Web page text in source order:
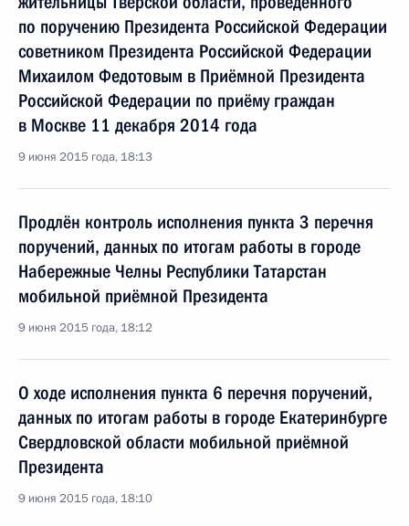
по поручению Президента Российской Федерации
советником Президента Российской Федерации
Михаилом Федотовым в Приёмной Президента
Российской Федерации по приёму граждан
в Москве 11 декабря 2014 года
9 июня 2015 года, 18:13
Продлён контроль исполнения пункта 3 перечня
поручений, данных по итогам работы в городе
Набережные Челны Республики Татарстан
мобильной приёмной Президента
9 июня 2015 года, 18:12
О ходе исполнения пункта 6 перечня поручений,
данных по итогам работы в городе Екатеринбурге
Свердловской области мобильной приёмной
Президента
9 июня 2015 года, 18:10